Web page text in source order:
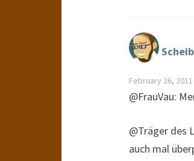
February 26,
@FrauVau:
@Träger des
auch mal